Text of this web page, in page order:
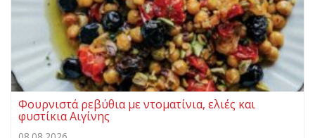
Φουρνιστά ρεβύθια με ντοματίνια, ελιές και
φυστίκια Αιγίνης